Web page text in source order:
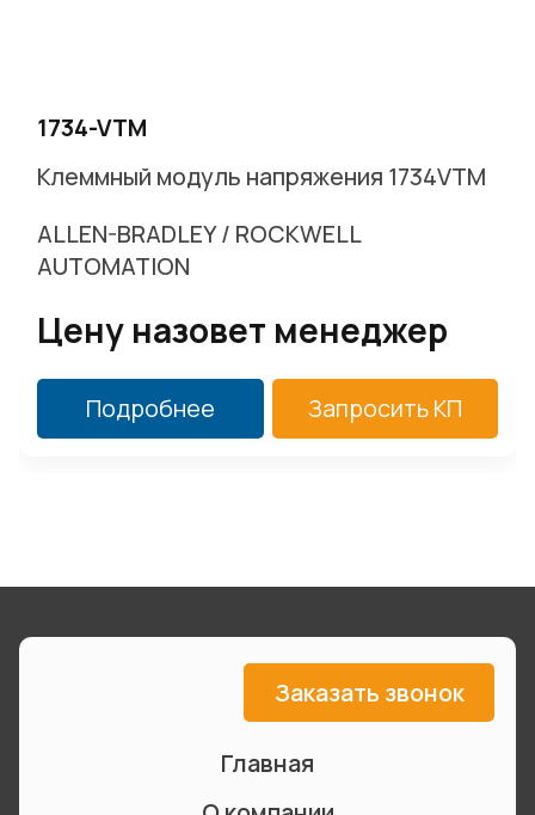
1734-VTM
Клеммный модуль напряжения 1734VTM
ALLEN-BRADLEY / ROCKWELL
AUTOMATION
Цену назовет менеджер
Подробнее Запросить КП
Заказать звонок
Главная